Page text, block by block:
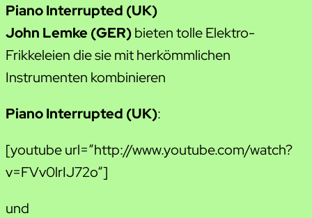
Piano Interrupted (UK)
John Lemke (GER)bieten tolle Elektro-
Frikkeleien die sie mit herkömmlichen
Instrumenten kombinieren
Piano Interrupted (UK):
[youtube url=“http://www.youtube.com/watch?
v=FVv0lrIJ72o“]
und